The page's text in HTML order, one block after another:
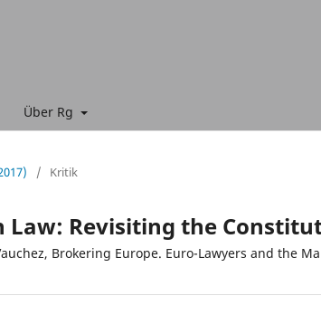
Über Rg
/ Kritik
Law: Revisiting the
Brokering Europe. Euro-Lawyers and the